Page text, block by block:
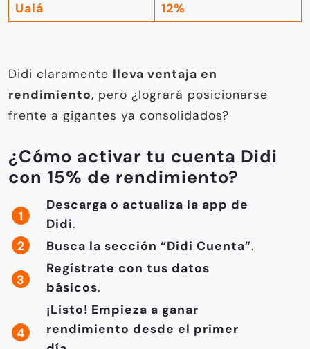
Ualá
12%
Didi claramente lleva ventaja en
rendimiento, pero ¿logrará posicionarse
frente a gigantes ya consolidados?
¿Cómo activar tu cuenta Didi
con 15% de rendimiento?
Descarga o actualiza la app de
Didi.
Busca la sección “Didi Cuenta”.
Regístrate con tus datos
básicos.
¡Listo! Empieza a ganar
rendimiento desde el primer